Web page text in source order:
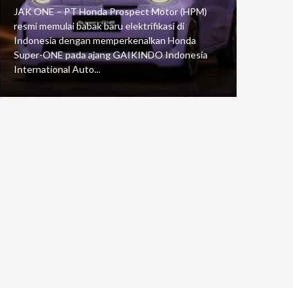
JAK ONE – PT Honda Prospect Motor (HPM)
resmi memulai babak baru elektrifikasi di
Indonesia dengan memperkenalkan Honda
Super-ONE pada ajang GAIKINDO Indonesia
International Auto...